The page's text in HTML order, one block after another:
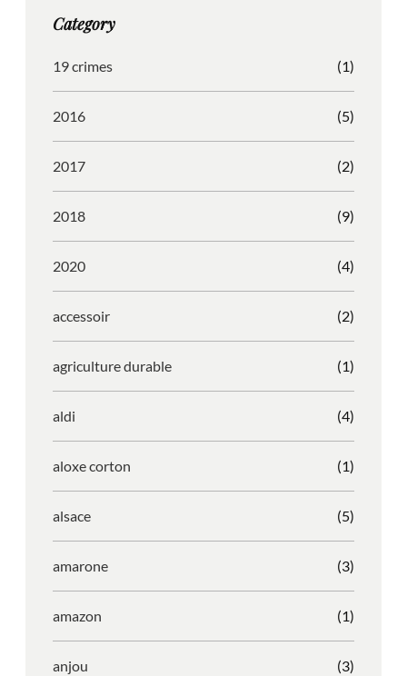
r
m
o
Category
19 crimes (1)
2016 (5)
2017 (2)
2018 (9)
2020 (4)
accessoir (2)
agriculture durable (1)
aldi (4)
aloxe corton (1)
alsace (5)
amarone (3)
amazon (1)
anjou (3)